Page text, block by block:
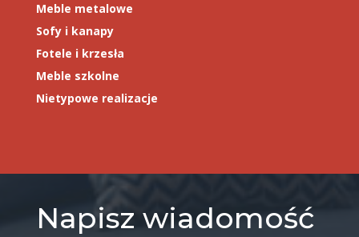
Meble metalowe
Sofy i kanapy
Fotele i krzesła
Meble szkolne
Nietypowe realizacje
Napisz wiadomość